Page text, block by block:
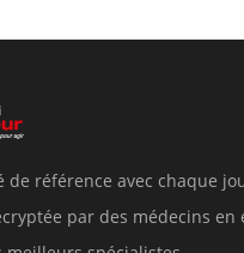
de référence avec chaque
par des médecins en